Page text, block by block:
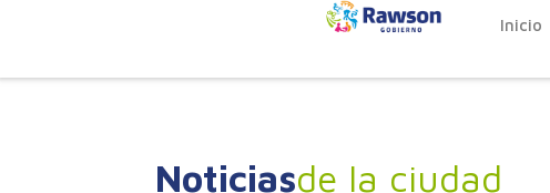
Inicio
Noticiasde la ciudad